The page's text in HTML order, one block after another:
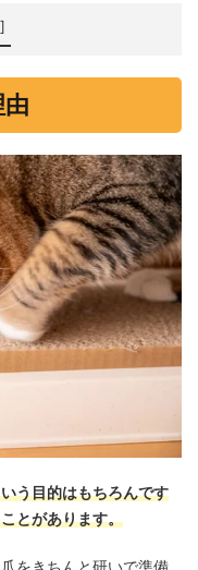
]
う目的はもちろんです
とがあります。